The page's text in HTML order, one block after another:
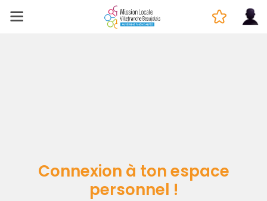
Connexion à ton espace
personnel !